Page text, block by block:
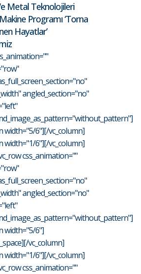
Metal Teknolojileri
Programı ‘Torna
Hayatlar’
angled_section="no"
width="5/6"][/vc_column]
width="1/6"][/vc_column]
css_animation=""
angled_section="no"
width="5/6"]
vc_column]
width="1/6"][/vc_column]
css_animation=""